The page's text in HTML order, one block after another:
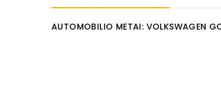
AUTOMOBILIO METAI: VOLKSWAGEN